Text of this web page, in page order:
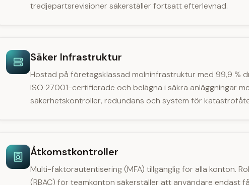
tredjepartsrevisioner säkerställer fortsatt efterlevnad.
Säker Infrastruktur
Hostad på företagsklassad molninfrastruktur med 99,9 %
ISO 27001-certifierade och belägna i säkra anläggningar
säkerhetskontroller, redundans och system för
Åtkomstkontroller
Multi-faktorautentisering (MFA) tillgänglig för alla konton.
(RBAC) för teamkonton säkerställer att användare endast